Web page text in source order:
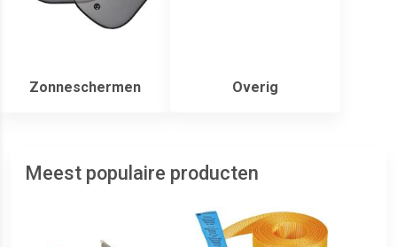
Zonneschermen Overig
Meest populaire producten